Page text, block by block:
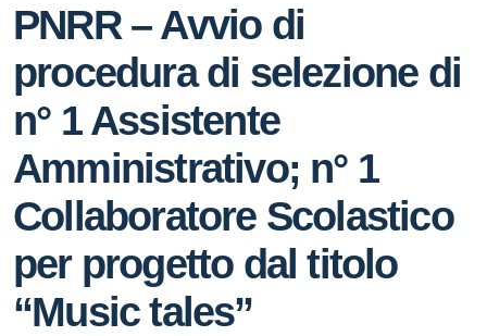
PNRR – Avvio di
procedura di selezione di
n° 1 Assistente
Amministrativo; n° 1
Collaboratore Scolastico
per progetto dal titolo
“Music tales”